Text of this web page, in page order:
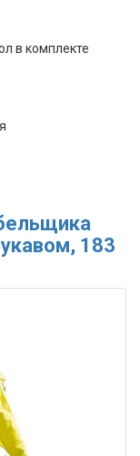
в комплекте
183